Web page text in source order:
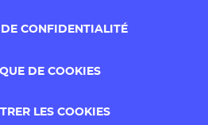
CONFIDENTIALITÉ
DE COOKIES
LES COOKIES